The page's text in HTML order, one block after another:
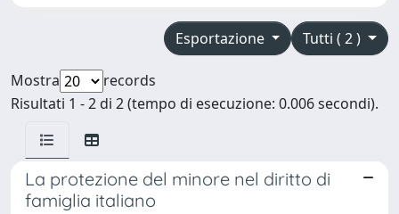
Tutti ( 2 )
Esportazione
Mostra
records
Risultati 1 - 2 di 2 (tempo di esecuzione: 0.006 secondi).
La protezione del minore nel diritto di
famiglia italiano